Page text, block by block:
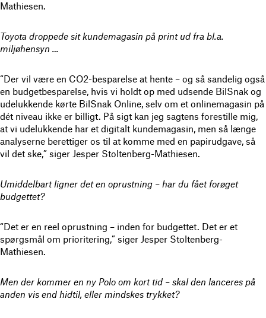
Mathiesen.
Toyota droppede sit kundemagasin på print ud fra bl.a.
miljøhensyn …
“Der vil være en CO2-besparelse at hente – og så sandelig også
en budgetbesparelse, hvis vi holdt op med udsende BilSnak og
udelukkende kørte BilSnak Online, selv om et onlinemagasin på
dét niveau ikke er billigt. På sigt kan jeg sagtens forestille mig,
at vi udelukkende har et digitalt kundemagasin, men så længe
analyserne berettiger os til at komme med en papirudgave, så
vil det ske,” siger Jesper Stoltenberg-Mathiesen.
Umiddelbart ligner det en oprustning – har du fået forøget
budgettet?
“Det er en reel oprustning – inden for budgettet. Det er et
spørgsmål om prioritering,” siger Jesper Stoltenberg-
Mathiesen.
Men der kommer en ny Polo om kort tid – skal den lanceres på
anden vis end hidtil, eller mindskes trykket?